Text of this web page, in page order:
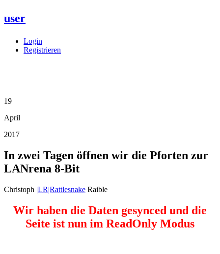
user
Login
Registrieren
19
April
2017
In zwei Tagen öffnen wir die Pforten zur
LANrena 8-Bit
Christoph |LR|Rattlesnake Raible
Wir haben die Daten gesynced und die
Seite ist nun im ReadOnly Modus